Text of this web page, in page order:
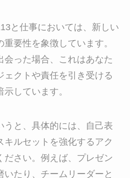
と仕事においては、新しい
要性を象徴しています。
会った場合、これはあなた
ェクトや責任を引き受ける
しています。
うと、具体的には、自己表
キルセットを強化するアク
ださい。例えば、プレゼン
いたり、チームリーダーと